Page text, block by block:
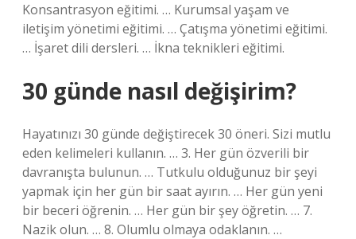
Konsantrasyon eğitimi. … Kurumsal yaşam ve
iletişim yönetimi eğitimi. … Çatışma yönetimi eğitimi.
… İşaret dili dersleri. … İkna teknikleri eğitimi.
30 günde nasıl değişirim?
Hayatınızı 30 günde değiştirecek 30 öneri. Sizi mutlu
eden kelimeleri kullanın. … 3. Her gün özverili bir
davranışta bulunun. … Tutkulu olduğunuz bir şeyi
yapmak için her gün bir saat ayırın. … Her gün yeni
bir beceri öğrenin. … Her gün bir şey öğretin. … 7.
Nazik olun. … 8. Olumlu olmaya odaklanın. …